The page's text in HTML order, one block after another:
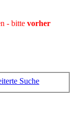
- bitte vorher
Suche